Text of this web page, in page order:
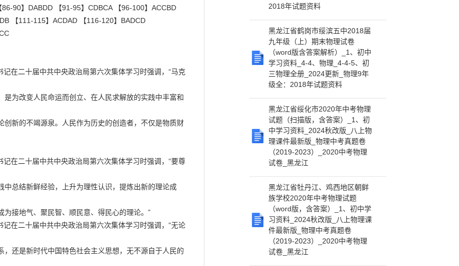
2018年试题资料
黑龙江省鹤岗市绥滨五中2018届
九年级（上）期末物理试卷
（word版含答案解析）_1、初中
学习资料_4-4、物理_4-4-5、初
三物理全册_2024更新_物理9年
级全：2018年试题资料
黑龙江省绥化市2020年中考物理
试题（扫描版，含答案）_1、初
中学习资料_2024秋改版_八上物
理课件最新版_物理中考真题卷
（2019-2023）_2020中考物理
试卷_黑龙江
黑龙江省牡丹江、鸡西地区朝鲜
族学校2020年中考物理试题
（word版，含答案）_1、初中学
习资料_2024秋改版_八上物理课
件最新版_物理中考真题卷
（2019-2023）_2020中考物理
试卷_黑龙江